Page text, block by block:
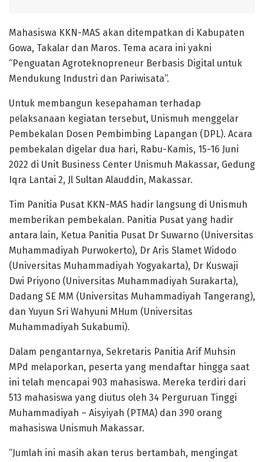
Mahasiswa KKN-MAS akan ditempatkan di Kabupaten
Gowa, Takalar dan Maros. Tema acara ini yakni
“Penguatan Agroteknopreneur Berbasis Digital untuk
Mendukung Industri dan Pariwisata”.
Untuk membangun kesepahaman terhadap
pelaksanaan kegiatan tersebut, Unismuh menggelar
Pembekalan Dosen Pembimbing Lapangan (DPL). Acara
pembekalan digelar dua hari, Rabu-Kamis, 15-16 Juni
2022 di Unit Business Center Unismuh Makassar, Gedung
Iqra Lantai 2, Jl Sultan Alauddin, Makassar.
Tim Panitia Pusat KKN-MAS hadir langsung di Unismuh
memberikan pembekalan. Panitia Pusat yang hadir
antara lain, Ketua Panitia Pusat Dr Suwarno (Universitas
Muhammadiyah Purwokerto), Dr Aris Slamet Widodo
(Universitas Muhammadiyah Yogyakarta), Dr Kuswaji
Dwi Priyono (Universitas Muhammadiyah Surakarta),
Dadang SE MM (Universitas Muhammadiyah Tangerang),
dan Yuyun Sri Wahyuni MHum (Universitas
Muhammadiyah Sukabumi).
Dalam pengantarnya, Sekretaris Panitia Arif Muhsin
MPd melaporkan, peserta yang mendaftar hingga saat
ini telah mencapai 903 mahasiswa. Mereka terdiri dari
513 mahasiswa yang diutus oleh 34 Perguruan Tinggi
Muhammadiyah – Aisyiyah (PTMA) dan 390 orang
mahasiswa Unismuh Makassar.
“Jumlah ini masih akan terus bertambah, mengingat